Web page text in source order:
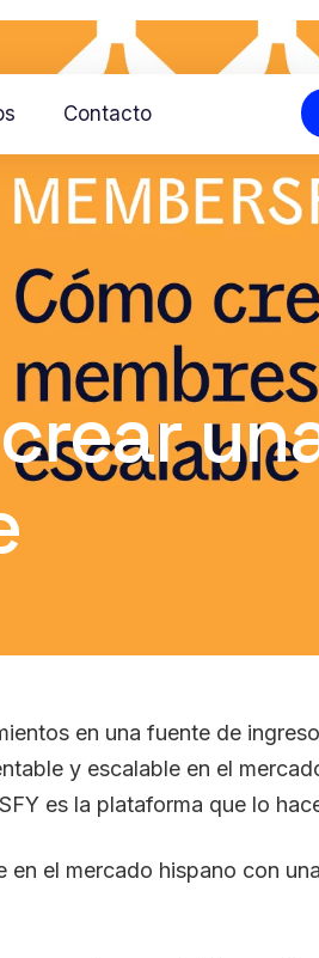
Contacto
crear
en una fuente de
y escalable en el
es la plataforma que lo
el mercado hispano con